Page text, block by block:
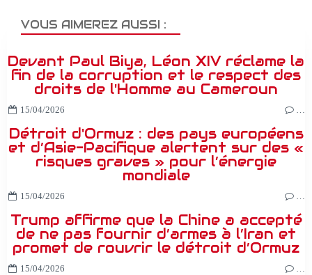
VOUS AIMEREZ AUSSI :
Devant Paul Biya, Léon XIV réclame la
fin de la corruption et le respect des
droits de l'Homme au Cameroun
15/04/2026 …
Détroit d'Ormuz : des pays européens
et d’Asie-Pacifique alertent sur des «
risques graves » pour l’énergie
mondiale
15/04/2026 …
Trump affirme que la Chine a accepté
de ne pas fournir d’armes à l’Iran et
promet de rouvrir le détroit d’Ormuz
15/04/2026 …